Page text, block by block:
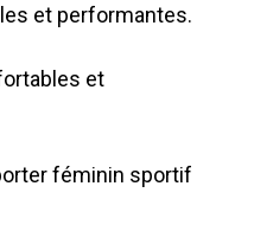
et performantes.
et
féminin sportif